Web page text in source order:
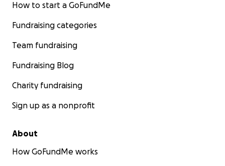
How to start a GoFundMe
Fundraising categories
Team fundraising
Fundraising Blog
Charity fundraising
Sign up as a nonprofit
About
How GoFundMe works